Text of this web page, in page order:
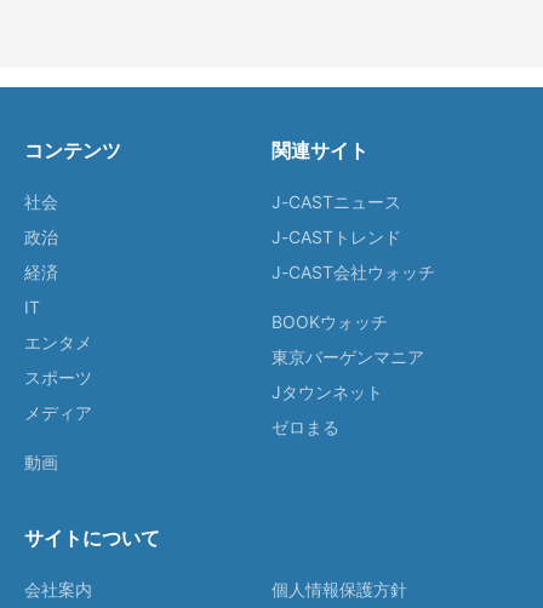
コンテンツ
社会
政治
経済
IT
エンタメ
スポーツ
メディア
動画
関連サイト
J-CASTニュース
J-CASTトレンド
J-CAST会社ウォッチ
BOOKウォッチ
東京バーゲンマニア
Jタウンネット
ゼロまる
サイトについて
会社案内 個人情報保護方針